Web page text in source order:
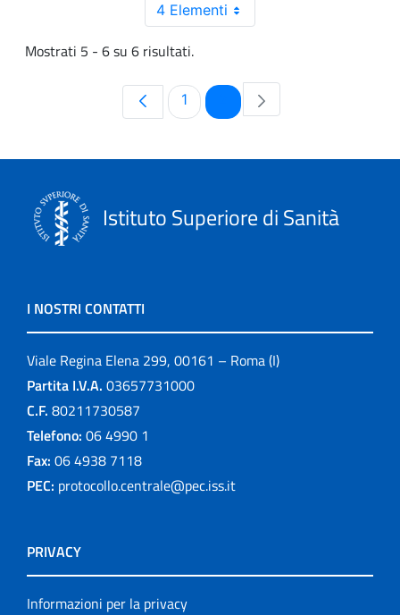
4 Elementi
Mostrati 5 - 6 su 6 risultati.
Pagina
1 Pagina
Istituto Superiore di Sanità
I NOSTRI CONTATTI
Viale Regina Elena 299, 00161 – Roma (I)
Partita I.V.A. 03657731000
C.F. 80211730587
Telefono: 06 4990 1
Fax: 06 4938 7118
PEC: protocollo.centrale@pec.iss.it
PRIVACY
Informazioni per la privacy